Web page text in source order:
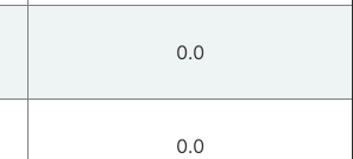
0.0
0.0